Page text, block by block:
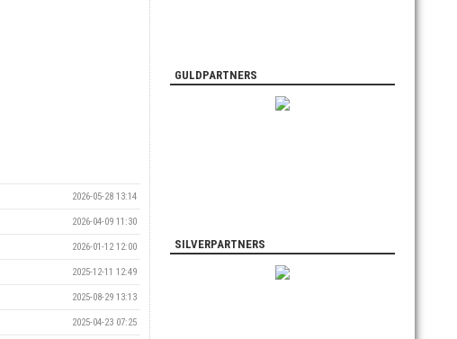
2026-05-28 13:14
2026-04-09 11:30
2026-01-12 12:00
2025-12-11 12:49
2025-08-29 13:13
2025-04-23 07:25
GULDPARTNERS
SILVERPARTNERS